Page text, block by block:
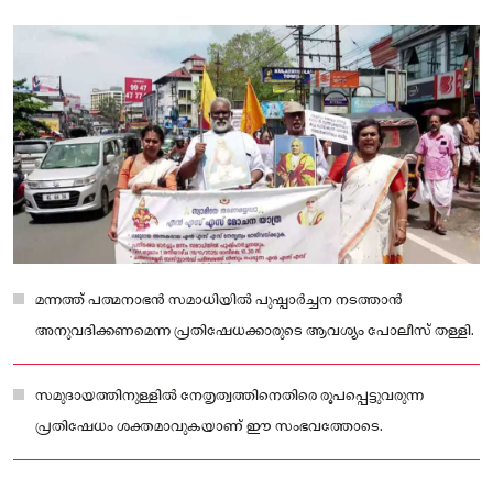
മന്നത്ത് പത്മനാഭൻ സമാധിയിൽ പുഷ്പാർച്ചന നടത്താൻ
അനുവദിക്കണമെന്ന പ്രതിഷേധക്കാരുടെ ആവശ്യം പോലീസ് തള്ളി.
സമുദായത്തിനുള്ളിൽ നേതൃത്വത്തിനെതിരെ രൂപപ്പെട്ടുവരുന്ന
പ്രതിഷേധം ശക്തമാവുകയാണ് ഈ സംഭവത്തോടെ.